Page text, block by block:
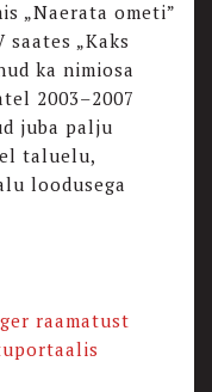
„Naerata ometi”
„Kaks
ka nimiosa
2003–2007
juba palju
taluelu,
loodusega
raamatust